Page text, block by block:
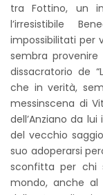
tra Fottino, un
l’irresistibile
impossibilitati per
sembra
dissacratorio de
che in verità,
messinscena di
dell’Anziano da
del vecchio
suo adoperarsi
sconfitta per chi
mondo, anche al